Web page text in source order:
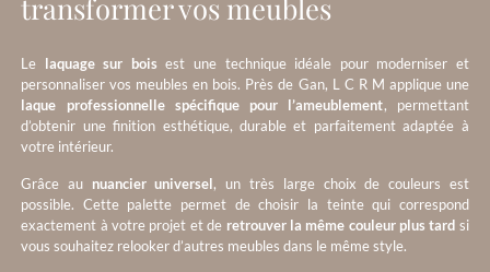
transformer vos meubles
Le laquage sur bois est une technique idéale pour moderniser et
personnaliser vos meubles en bois. Près de Gan, L C R M applique une
laque professionnelle spécifique pour l’ameublement, permettant
d’obtenir une finition esthétique, durable et parfaitement adaptée à
votre intérieur.
Grâce au nuancier universel, un très large choix de couleurs est
possible. Cette palette permet de choisir la teinte qui correspond
exactement à votre projet et de retrouver la même couleur plus tard si
vous souhaitez relooker d’autres meubles dans le même style.